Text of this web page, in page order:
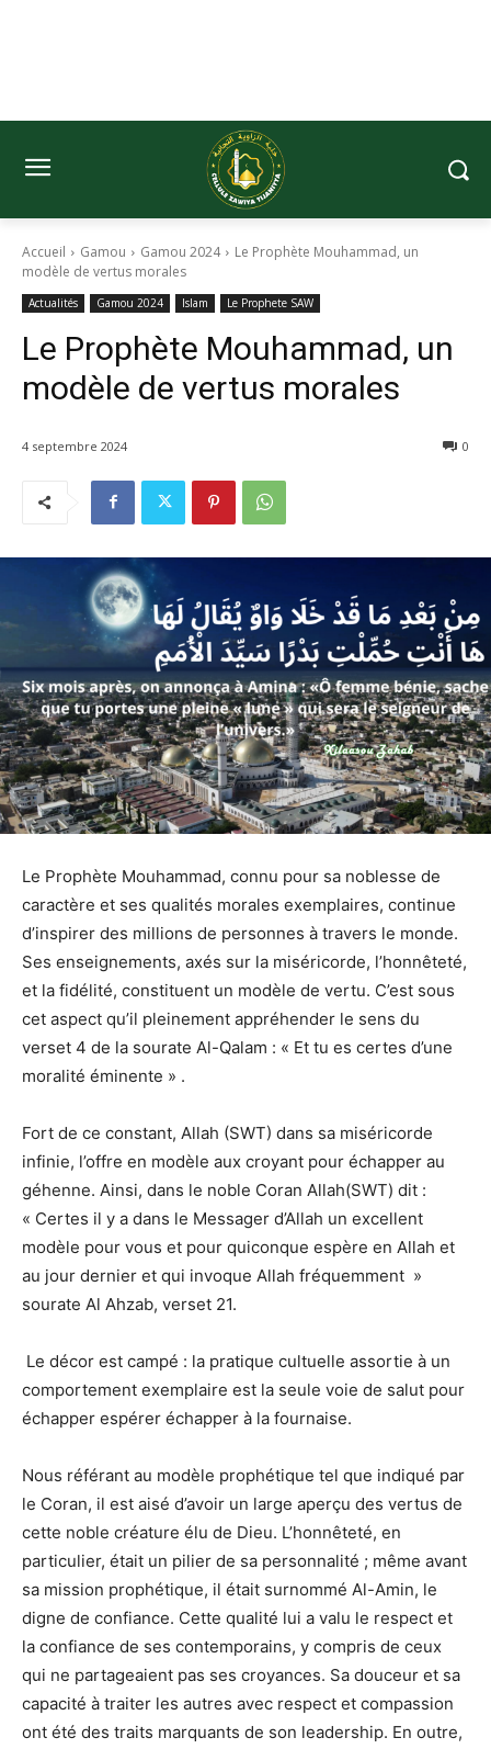
Accueil Gamou Gamou 2024
Le Prophète Mouhammad, un
modèle de vertus morales
Actualités Gamou 2024 Islam Le Prophete SAW
Le Prophète Mouhammad, un
modèle de vertus morales
4 septembre 2024 0
Le Prophète Mouhammad, connu pour sa noblesse de
caractère et ses qualités morales exemplaires, continue
d’inspirer des millions de personnes à travers le monde.
Ses enseignements, axés sur la miséricorde, l’honnêteté,
et la fidélité, constituent un modèle de vertu. C’est sous
cet aspect qu’il pleinement appréhender le sens du
verset 4 de la sourate Al-Qalam : « Et tu es certes d’une
moralité éminente » .
Fort de ce constant, Allah (SWT) dans sa miséricorde
infinie, l’offre en modèle aux croyant pour échapper au
géhenne. Ainsi, dans le noble Coran Allah(SWT) dit :
« Certes il y a dans le Messager d’Allah un excellent
modèle pour vous et pour quiconque espère en Allah et
au jour dernier et qui invoque Allah fréquemment »
sourate Al Ahzab, verset 21.
Le décor est campé : la pratique cultuelle assortie à un
comportement exemplaire est la seule voie de salut pour
échapper espérer échapper à la fournaise.
Nous référant au modèle prophétique tel que indiqué par
le Coran, il est aisé d’avoir un large aperçu des vertus de
cette noble créature élu de Dieu. L’honnêteté, en
particulier, était un pilier de sa personnalité ; même avant
sa mission prophétique, il était surnommé Al-Amin, le
digne de confiance. Cette qualité lui a valu le respect et
la confiance de ses contemporains, y compris de ceux
qui ne partageaient pas ses croyances. Sa douceur et sa
capacité à traiter les autres avec respect et compassion
ont été des traits marquants de son leadership. En outre,